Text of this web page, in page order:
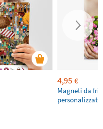
4,95 €
Magneti da
personalizzati